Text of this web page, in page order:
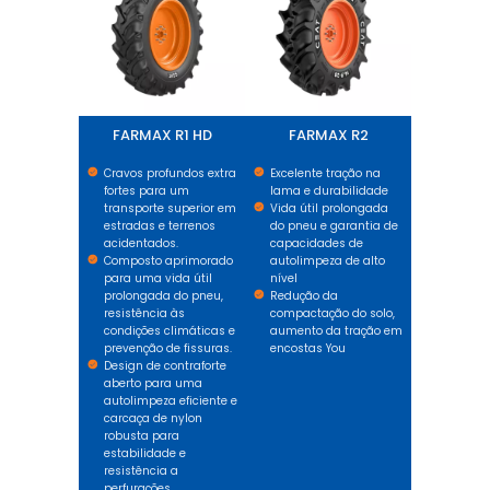
FARMAX R1 HD
Cravos profundos extra
fortes para um
transporte superior em
estradas e terrenos
acidentados.
Composto aprimorado
para uma vida útil
prolongada do pneu,
resistência às
condições climáticas e
prevenção de fissuras.
Design de contraforte
aberto para uma
autolimpeza eficiente e
carcaça de nylon
robusta para
estabilidade e
resistência a
FARMAX R2
Excelente tração na
lama e durabilidade
Vida útil prolongada
do pneu e garantia de
capacidades de
autolimpeza de alto
nível
Redução da
compactação do solo,
aumento da tração em
encostas You